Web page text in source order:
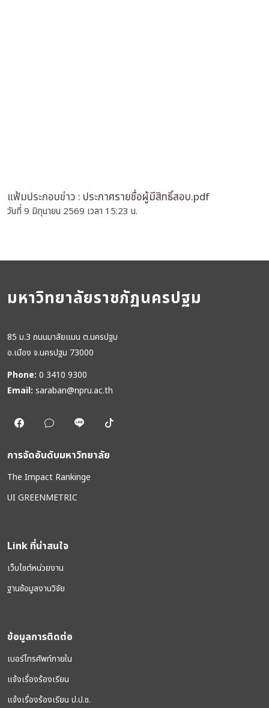
แฟ้มประกอบข่าว : ประกาศรายชื่อผู้มีสิทธิ์สอบ.pdf
วันที่ 9 มิถุนายน 2569 เวลา 15:23 น.
มหาวิทยาลัยราชภัฏนครปฐม
85 ม.3 ถนนมาลัยแมน ต.นครปฐม
อ.เมือง จ.นครปฐม 73000
Phone: 0 3410 9300
Email: saraban@npru.ac.th
การจัดอันดับมหาวิทยาลัย
The Impact Rankinge
UI GREENMETRIC
Link ที่น่าสนใจ
เว็บไซต์หน่วยงาน
ฐานข้อมูลงานวิจัย
ข้อมูลการติดต่อ
เบอร์โทรศัพท์ภายใน
แจ้งเรื่องร้องเรียน
แจ้งเรื่องร้องเรียน ป.ป.ช.